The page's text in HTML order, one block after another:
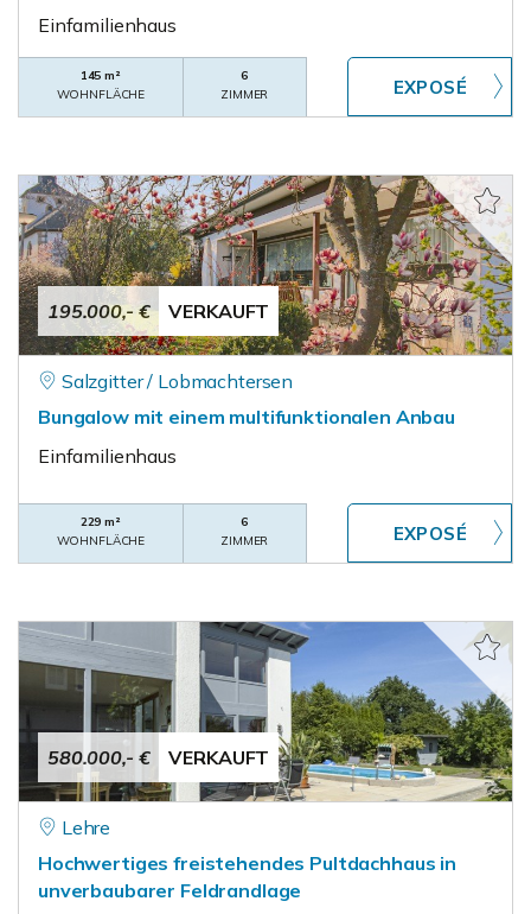
Einfamilienhaus
145 m²
WOHNFLÄCHE
6
ZIMMER
195.000,- € VERKAUFT
Salzgitter / Lobmachtersen
Bungalow mit einem multifunktionalen Anbau
Einfamilienhaus
229 m²
WOHNFLÄCHE
6
ZIMMER
580.000,- € VERKAUFT
Lehre
Hochwertiges freistehendes Pultdachhaus in
unverbaubarer Feldrandlage